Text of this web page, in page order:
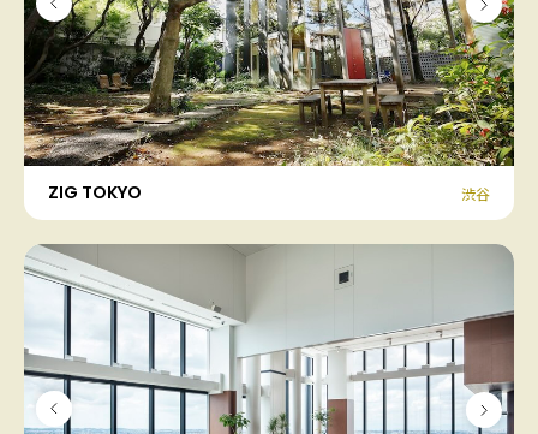
ZIG TOKYO 渋谷